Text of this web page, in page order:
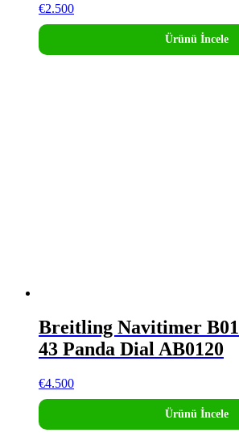
€2.500
Ürünü İncele
Breitling Navitimer
43 Panda Dial AB0120
€4.500
Ürünü İncele